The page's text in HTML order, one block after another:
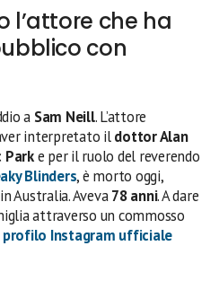
l’attore che ha
con
a Sam Neill. L’attore
interpretato ildottor Alan
Parke per il ruolo del reverendo
Blinders, è morto oggi,
Australia. Aveva78 anni. A dare
attraverso un commosso
Instagram ufficiale